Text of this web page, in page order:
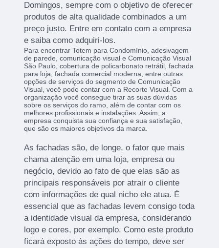
Domingos, sempre com o objetivo de oferecer
produtos de alta qualidade combinados a um
preço justo. Entre em contato com a empresa
e saiba como adquiri-los.
Para encontrar Totem para Condomínio, adesivagem
de parede, comunicação visual e Comunicação Visual
São Paulo, cobertura de policarbonato retrátil, fachada
para loja, fachada comercial moderna, entre outras
opções de serviços do segmento de Comunicação
Visual, você pode contar com a Recorte Visual. Com a
organização você consegue tirar as suas dúvidas
sobre os serviços do ramo, além de contar com os
melhores profissionais e instalações. Assim, a
empresa conquista sua confiança e sua satisfação,
que são os maiores objetivos da marca.
As fachadas são, de longe, o fator que mais
chama atenção em uma loja, empresa ou
negócio, devido ao fato de que elas são as
principais responsáveis por atrair o cliente
com informações de qual nicho ele atua. É
essencial que as fachadas levem consigo toda
a identidade visual da empresa, considerando
logo e cores, por exemplo. Como este produto
ficará exposto às ações do tempo, deve ser